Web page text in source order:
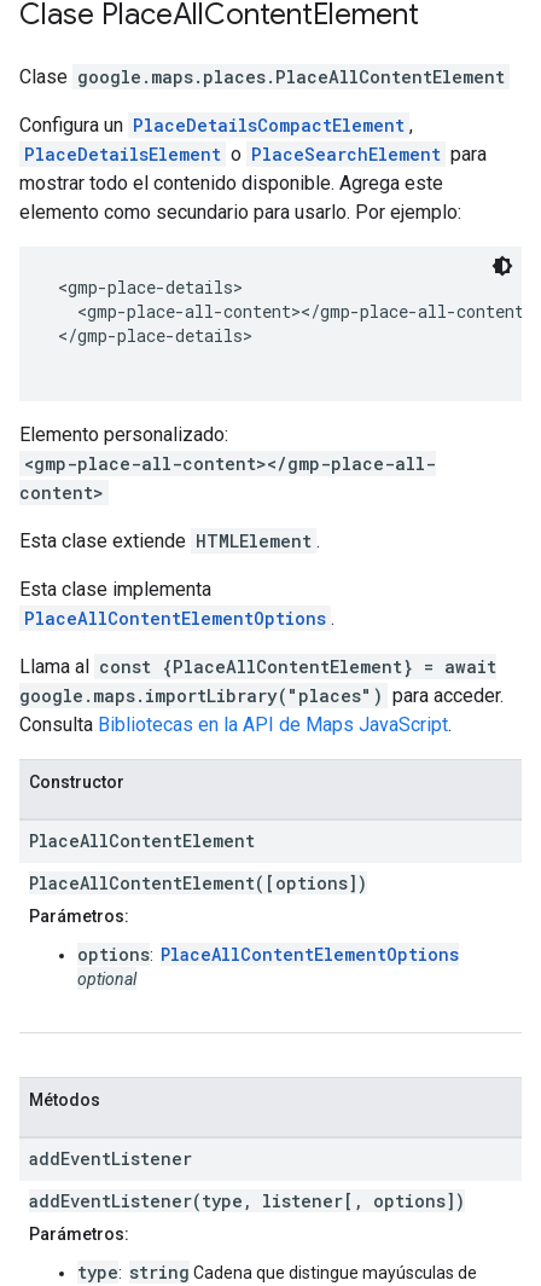
Clase PlaceAllContentElement
Clase google.maps.places. PlaceAllContentElement
Configura un PlaceDetailsCompactElement ,
PlaceDetailsElement o PlaceSearchElement para
mostrar todo el contenido disponible. Agrega este
elemento como secundario para usarlo. Por ejemplo:
<gmp-place-details>
<gmp-place-all-content></gmp-place-all-content>
</gmp-place-details>
Elemento personalizado:
<gmp-place-all-content></gmp-place-all-
content>
Esta clase extiende HTMLElement .
Esta clase implementa
PlaceAllContentElementOptions .
Llama al const {PlaceAllContentElement} = await
google.maps.importLibrary("places") para acceder.
Consulta Bibliotecas en la API de Maps JavaScript.
Constructor
PlaceAllContentElement
PlaceAllContentElement([options])
Parámetros:
options: PlaceAllContentElementOptions
optional
Métodos
addEventListener
addEventListener(type, listener[, options])
Parámetros:
type: string Cadena que distingue mayúsculas de